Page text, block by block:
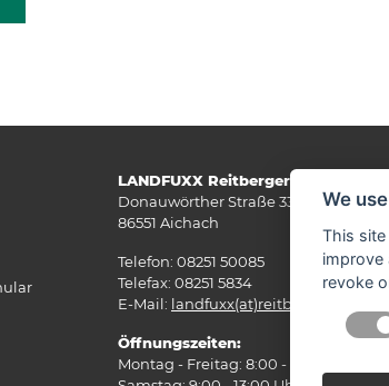
LANDFUXX Reitberger
Donauwörther Straße 33
86551 Aichach
Telefon: 08251 50085
Telefax: 08251 5834
E-Mail: landfuxx(at)reitberger-
Öffnungszeiten:
Montag - Freitag: 8:00 - 18:00 Uhr
We
This
improve
revoke